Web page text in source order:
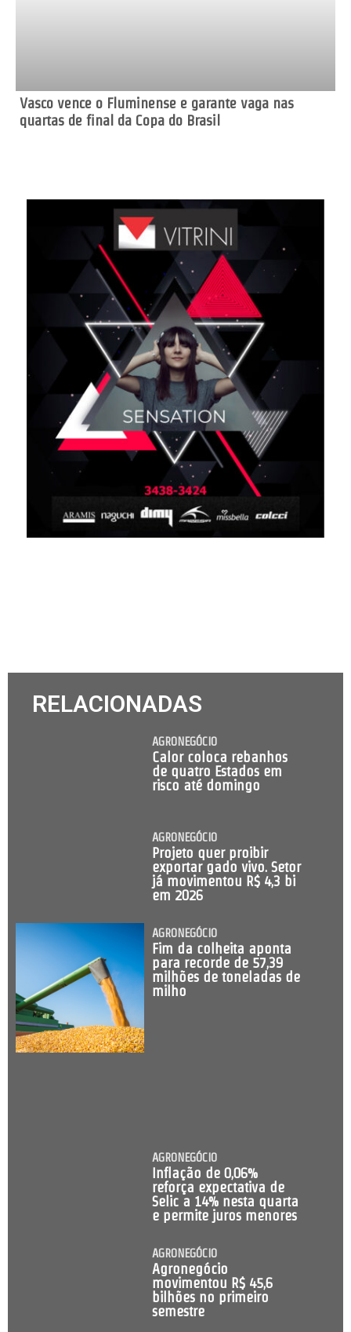
Vasco vence o Fluminense e garante vaga nas
quartas de final da Copa do Brasil
RELACIONADAS
AGRONEGÓCIO
Calor coloca rebanhos
de quatro Estados em
risco até domingo
AGRONEGÓCIO
Projeto quer proibir
exportar gado vivo. Setor
já movimentou R$ 4,3 bi
em 2026
AGRONEGÓCIO
Fim da colheita aponta
para recorde de 57,39
milhões de toneladas de
milho
AGRONEGÓCIO
Inflação de 0,06%
reforça expectativa de
Selic a 14% nesta quarta
e permite juros menores
AGRONEGÓCIO
Agronegócio
movimentou R$ 45,6
bilhões no primeiro
semestre